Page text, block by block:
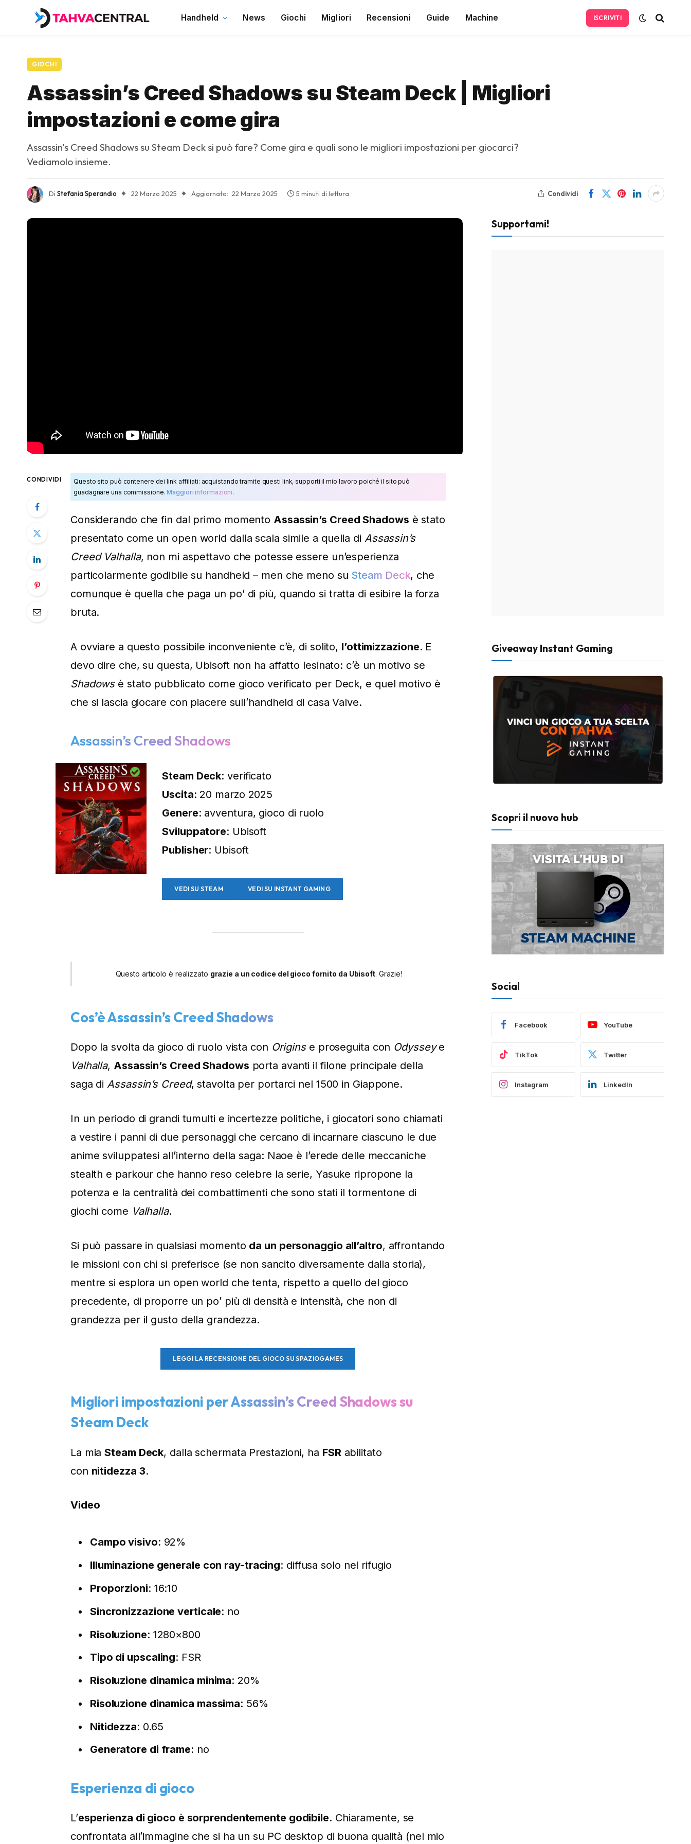
Handheld News Giochi Migliori Recensioni Guide Machine ISCRIVITI
GIOCHI
Assassin’s Creed Shadows su Steam Deck | Migliori
impostazioni e come gira
Assassin's Creed Shadows su Steam Deck si può fare? Come gira e quali sono le migliori impostazioni per giocarci?
Vediamolo insieme.
Di Stefania Sperandio 22 Marzo 2025 Aggiornato: 22 Marzo 2025 5 minuti di lettura Condividi
CONDIVIDI
Questo sito può contenere dei link affiliati: acquistando tramite questi link, supporti il mio lavoro poiché il sito può
guadagnare una commissione.Maggiori informazioni.
Considerando che fin dal primo momento Assassin’s Creed Shadows è stato
presentato come un open world dalla scala simile a quella di Assassin’s
Creed Valhalla, non mi aspettavo che potesse essere un’esperienza
particolarmente godibile su handheld – men che meno su Steam Deck, che
comunque è quella che paga un po’ di più, quando si tratta di esibire la forza
bruta.
A ovviare a questo possibile inconveniente c’è, di solito, l’ottimizzazione. E
devo dire che, su questa, Ubisoft non ha affatto lesinato: c’è un motivo se
Shadowsè stato pubblicato come gioco verificato per Deck, e quel motivo è
che si lascia giocare con piacere sull’handheld di casa Valve.
Assassin’s Creed Shadows
Steam Deck: verificato
Uscita: 20 marzo 2025
Genere: avventura, gioco di ruolo
Sviluppatore: Ubisoft
Publisher: Ubisoft
VEDI SU STEAM VEDI SU INSTANT GAMING
Questo articolo è realizzato grazie a un codice del gioco fornito da Ubisoft. Grazie!
Cos’è Assassin’s Creed Shadows
Dopo la svolta da gioco di ruolo vista con Originse proseguita con Odysseye
Valhalla, Assassin’s Creed Shadows porta avanti il filone principale della
saga diAssassin’s Creed, stavolta per portarci nel 1500 in Giappone.
In un periodo di grandi tumulti e incertezze politiche, i giocatori sono chiamati
a vestire i panni di due personaggi che cercano di incarnare ciascuno le due
anime sviluppatesi all’interno della saga: Naoe è l’erede delle meccaniche
stealth e parkour che hanno reso celebre la serie, Yasuke ripropone la
potenza e la centralità dei combattimenti che sono stati il tormentone di
giochi come Valhalla.
Si può passare in qualsiasi momento da un personaggio all’altro, affrontando
le missioni con chi si preferisce (se non sancito diversamente dalla storia),
mentre si esplora un open world che tenta, rispetto a quello del gioco
precedente, di proporre un po’ più di densità e intensità, che non di
grandezza per il gusto della grandezza.
LEGGI LA RECENSIONE DEL GIOCO SU SPAZIOGAMES
Migliori impostazioni per Assassin’s Creed Shadows su
Steam Deck
La miaSteam Deck, dalla schermata Prestazioni, ha FSR abilitato
con nitidezza 3.
Video
Campo visivo: 92%
Illuminazione generale con ray-tracing: diffusa solo nel rifugio
Proporzioni: 16:10
Sincronizzazione verticale: no
Risoluzione: 1280×800
Tipo di upscaling: FSR
Risoluzione dinamica minima: 20%
Risoluzione dinamica massima: 56%
Nitidezza: 0.65
Generatore di frame: no
Esperienza di gioco
L’esperienza di gioco è sorprendentemente godibile. Chiaramente, se
confrontata all’immagine che si ha un su PC desktop di buona qualità (nel mio
Supportami!
Giveaway Instant Gaming
Scopri il nuovo hub
Social
Facebook YouTube
TikTok Twitter
Instagram LinkedIn